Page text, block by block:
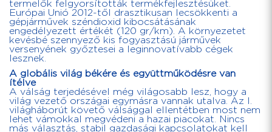
termelők felgyorsították termékfejlesztésüket.
Európai Unió 2012-től drasztikusan lecsökkenti a
gépjárművek széndioxid kibocsátásának
engedélyezett értékét (120 gr/km). A környezetet
kevésbé szennyező kis fogyasztású járművek
versenyének győztesei a leginnovatívabb cégek
lesznek.
A globális világ békére és együttműködésre van
ítélve
A válság terjedésével még világosabb lesz, hogy a
világ vezető országai egymásra vannak utalva. Az I.
világháborút követő válsággal ellentétben most nem
lehet vámokkal megvédeni a hazai piacokat. Nincs
más választás, stabil gazdasági kapcsolatokat kell